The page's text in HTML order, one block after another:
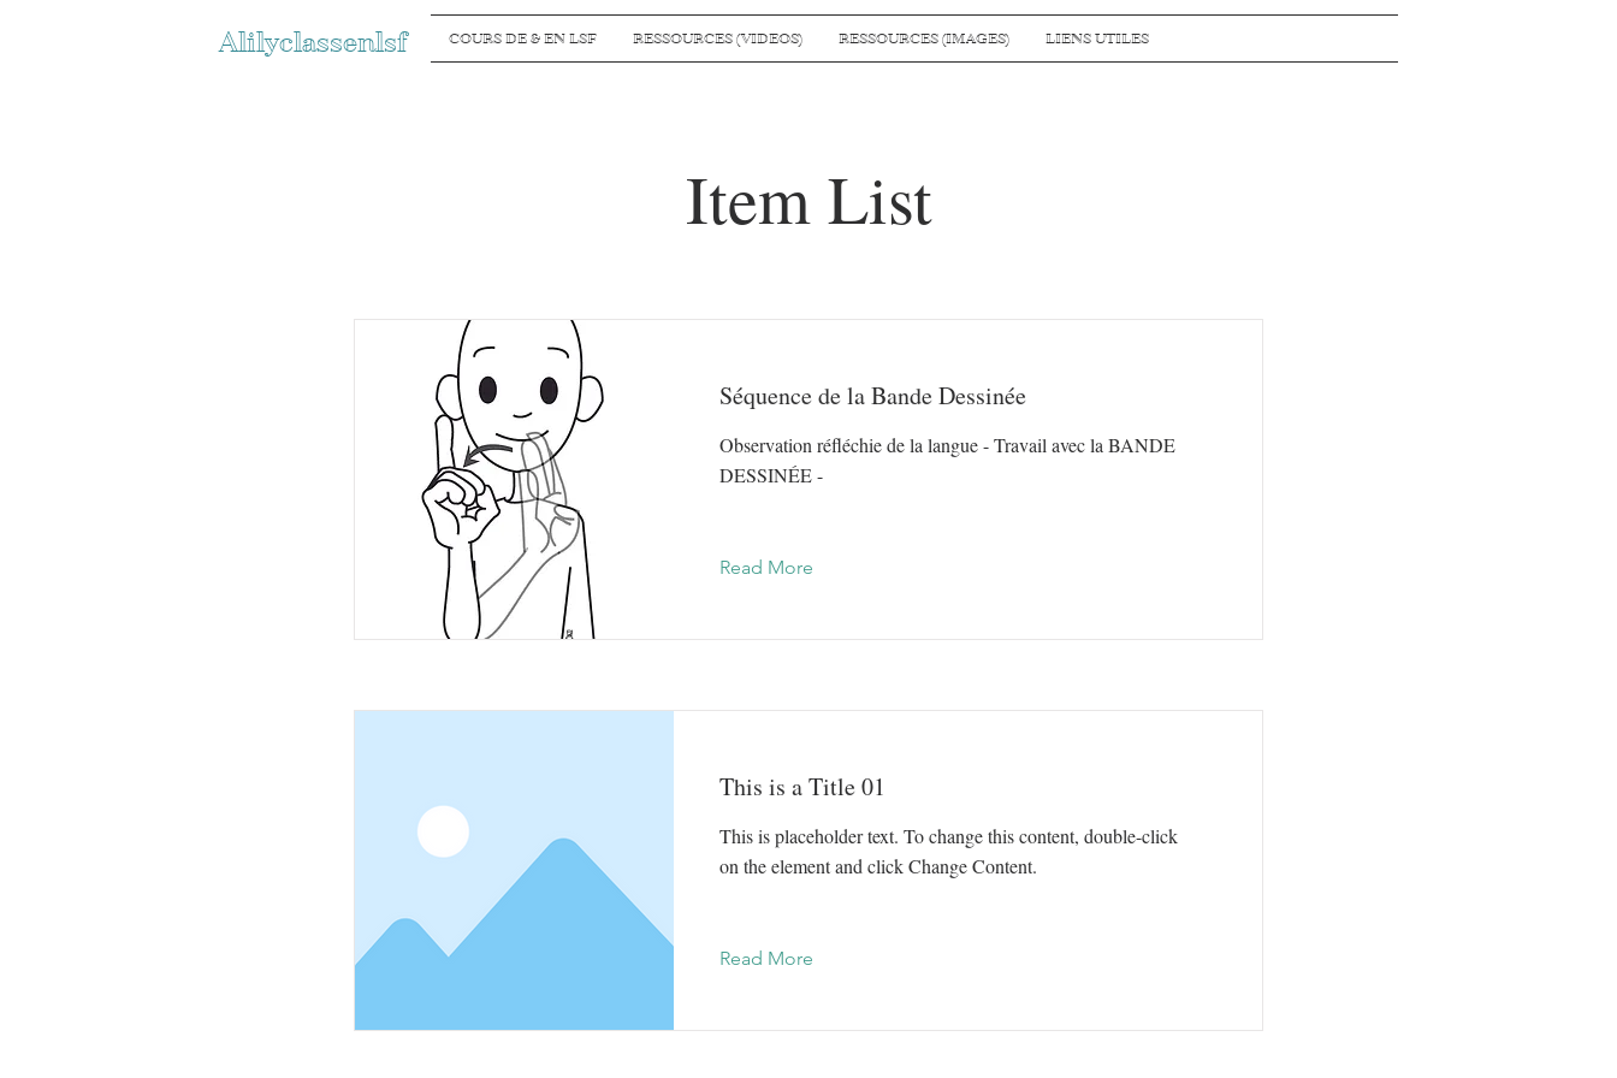
Alilyclassenlsf COURS DE & EN LSF RESSOURCES (VIDEOS) RESSOURCES (IMAGES) LIENS UTILES
Item List
Séquence de la Bande Dessinée
Observation réfléchie de la langue - Travail avec la BANDE
DESSINÉE -
Read More
This is a Title 01
This is placeholder text. To change this content, double-click
on the element and click Change Content.
Read More